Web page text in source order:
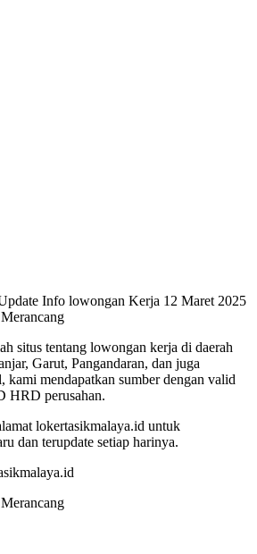
Info lowongan Kerja 12 Maret 2025
situs tentang lowongan kerja di daerah
Garut, Pangandaran, dan juga
kami mendapatkan sumber dengan valid
HRD perusahan.
lokertasikmalaya.id untuk
dan terupdate setiap harinya.